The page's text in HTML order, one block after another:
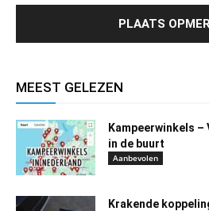
MEEST GELEZEN
Kampeerwinkels –
in de buurt
Aanbevolen
Krakende